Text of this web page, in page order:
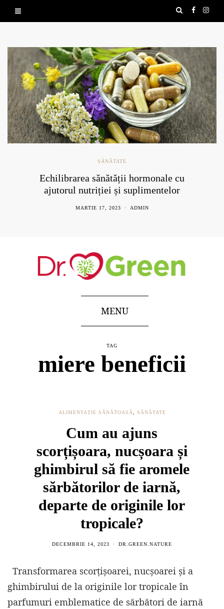
SĂNĂTATE
Echilibrarea sănătății hormonale cu
ajutorul nutriției și suplimentelor
MARTIE 17, 2023 ADMIN
MENU
TAG
miere beneficii
ALIMENTAȚIE SĂNĂTOASĂ SĂNĂTATE
Cum au ajuns
scorțișoara, nucșoara și
ghimbirul să fie aromele
sărbătorilor de iarnă,
departe de originile lor
tropicale?
DECEMBRIE 14, 2023 DR.GREEN.NATURE
Transformarea scorțișoarei, nucșoarei și a
ghimbirului de la originile lor tropicale în
parfumuri emblematice de sărbători de iarnă